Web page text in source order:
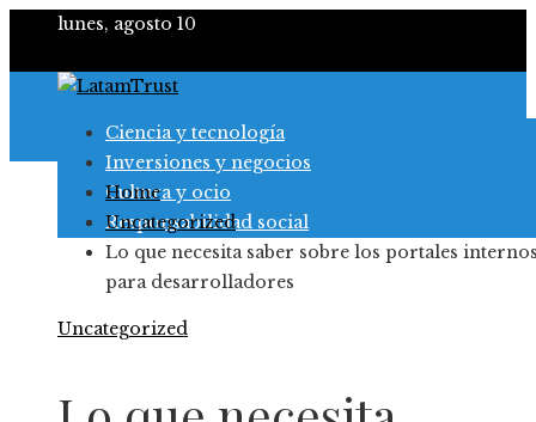
lunes, agosto 10
Ciencia y tecnología
Inversiones y negocios
Cultura y ocio
Responsabilidad social
Home
Uncategorized
Lo que necesita saber sobre los portales
para desarrolladores
Uncategorized